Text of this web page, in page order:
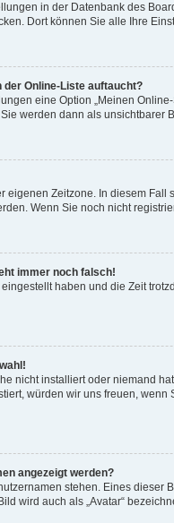
in der Datenbank des
Dort können Sie alle Ihre
der Online-Liste auftaucht?
eine Option „Meinen
werden dann als unsichtbarer
Zeitzone. In diesem
Wenn Sie noch nicht
immer noch falsch!
haben und die Zeit
nicht installiert oder niemand
würden wir uns freuen,
angezeigt werden?
stehen. Eines dieser
wird auch als „Avatar“